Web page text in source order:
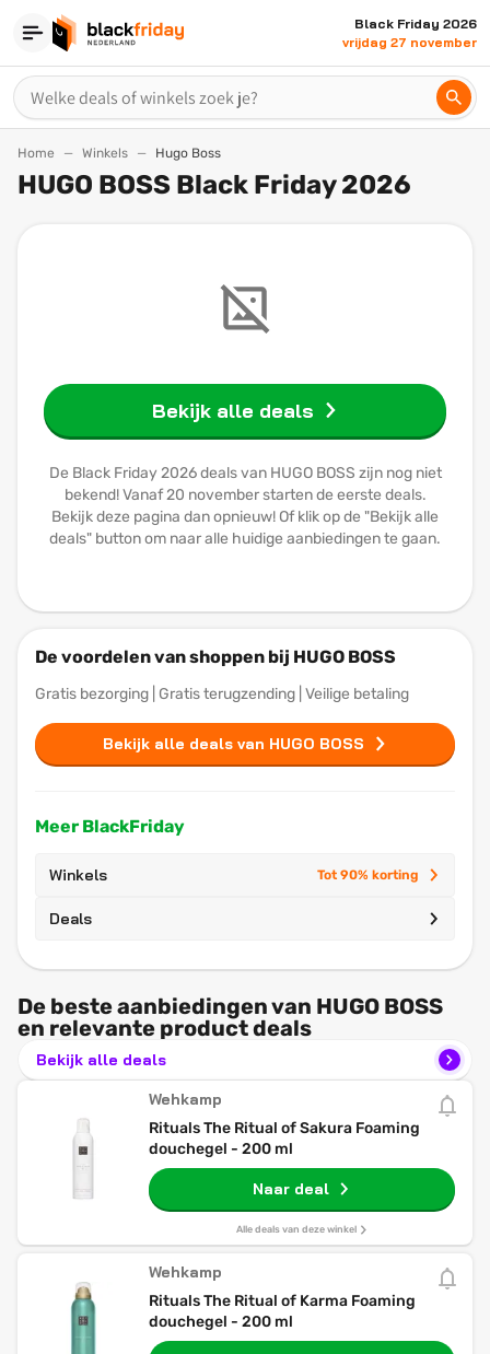
Black Friday 2026
vrijdag 27 november
Home Winkels Hugo Boss
HUGO BOSS Black Friday 2026
Bekijk alle deals
De Black Friday 2026 deals van HUGO BOSS zijn nog niet
bekend! Vanaf 20 november starten de eerste deals.
Bekijk deze pagina dan opnieuw! Of klik op de "Bekijk alle
deals" button om naar alle huidige aanbiedingen te gaan.
De voordelen van shoppen bij HUGO BOSS
Gratis bezorging | Gratis terugzending | Veilige betaling
Bekijk alle deals van HUGO BOSS
Meer BlackFriday
Winkels Tot 90% korting
Deals
De beste aanbiedingen van HUGO BOSS
en relevante product deals
Bekijk alle deals
Wehkamp
Rituals The Ritual of Sakura Foaming
douchegel - 200 ml
Naar deal
Alle deals van deze winkel
Wehkamp
Rituals The Ritual of Karma Foaming
douchegel - 200 ml